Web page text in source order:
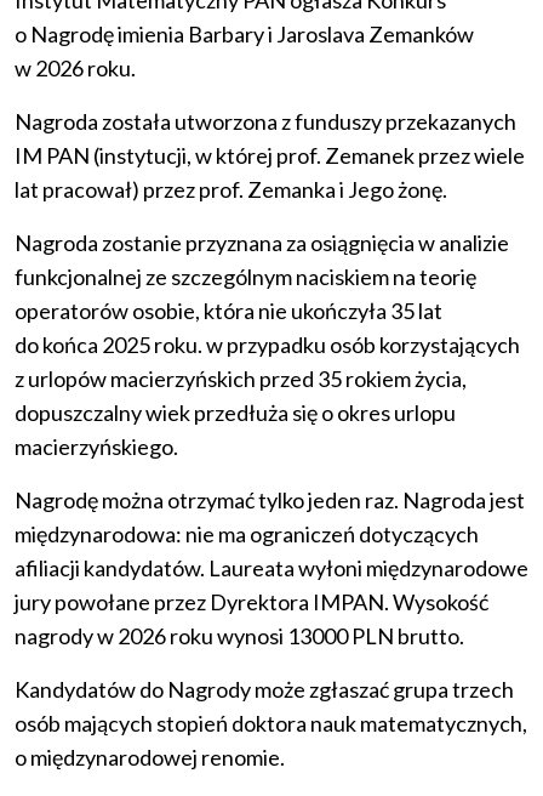
o Nagrodę imienia Barbary i Jaroslava Zemanków
w 2026 roku.
Nagroda została utworzona z funduszy przekazanych
IM PAN (instytucji, w której prof. Zemanek przez wiele
lat pracował) przez prof. Zemanka i Jego żonę.
Nagroda zostanie przyznana za osiągnięcia w analizie
funkcjonalnej ze szczególnym naciskiem na teorię
operatorów osobie, która nie ukończyła 35 lat
do końca 2025 roku. w przypadku osób korzystających
z urlopów macierzyńskich przed 35 rokiem życia,
dopuszczalny wiek przedłuża się o okres urlopu
macierzyńskiego.
Nagrodę można otrzymać tylko jeden raz. Nagroda jest
międzynarodowa: nie ma ograniczeń dotyczących
afiliacji kandydatów. Laureata wyłoni międzynarodowe
jury powołane przez Dyrektora IMPAN. Wysokość
nagrody w 2026 roku wynosi 13000 PLN brutto.
Kandydatów do Nagrody może zgłaszać grupa trzech
osób mających stopień doktora nauk matematycznych,
o międzynarodowej renomie.